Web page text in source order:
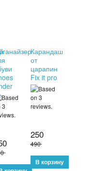
Карандаш
от
царапин
Fix it pro
250
490